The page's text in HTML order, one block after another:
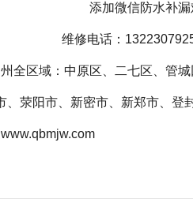
添加微信防水补
维修电话：
全区域：中原区、二七区、管
荥阳市、新密市、新郑市、登